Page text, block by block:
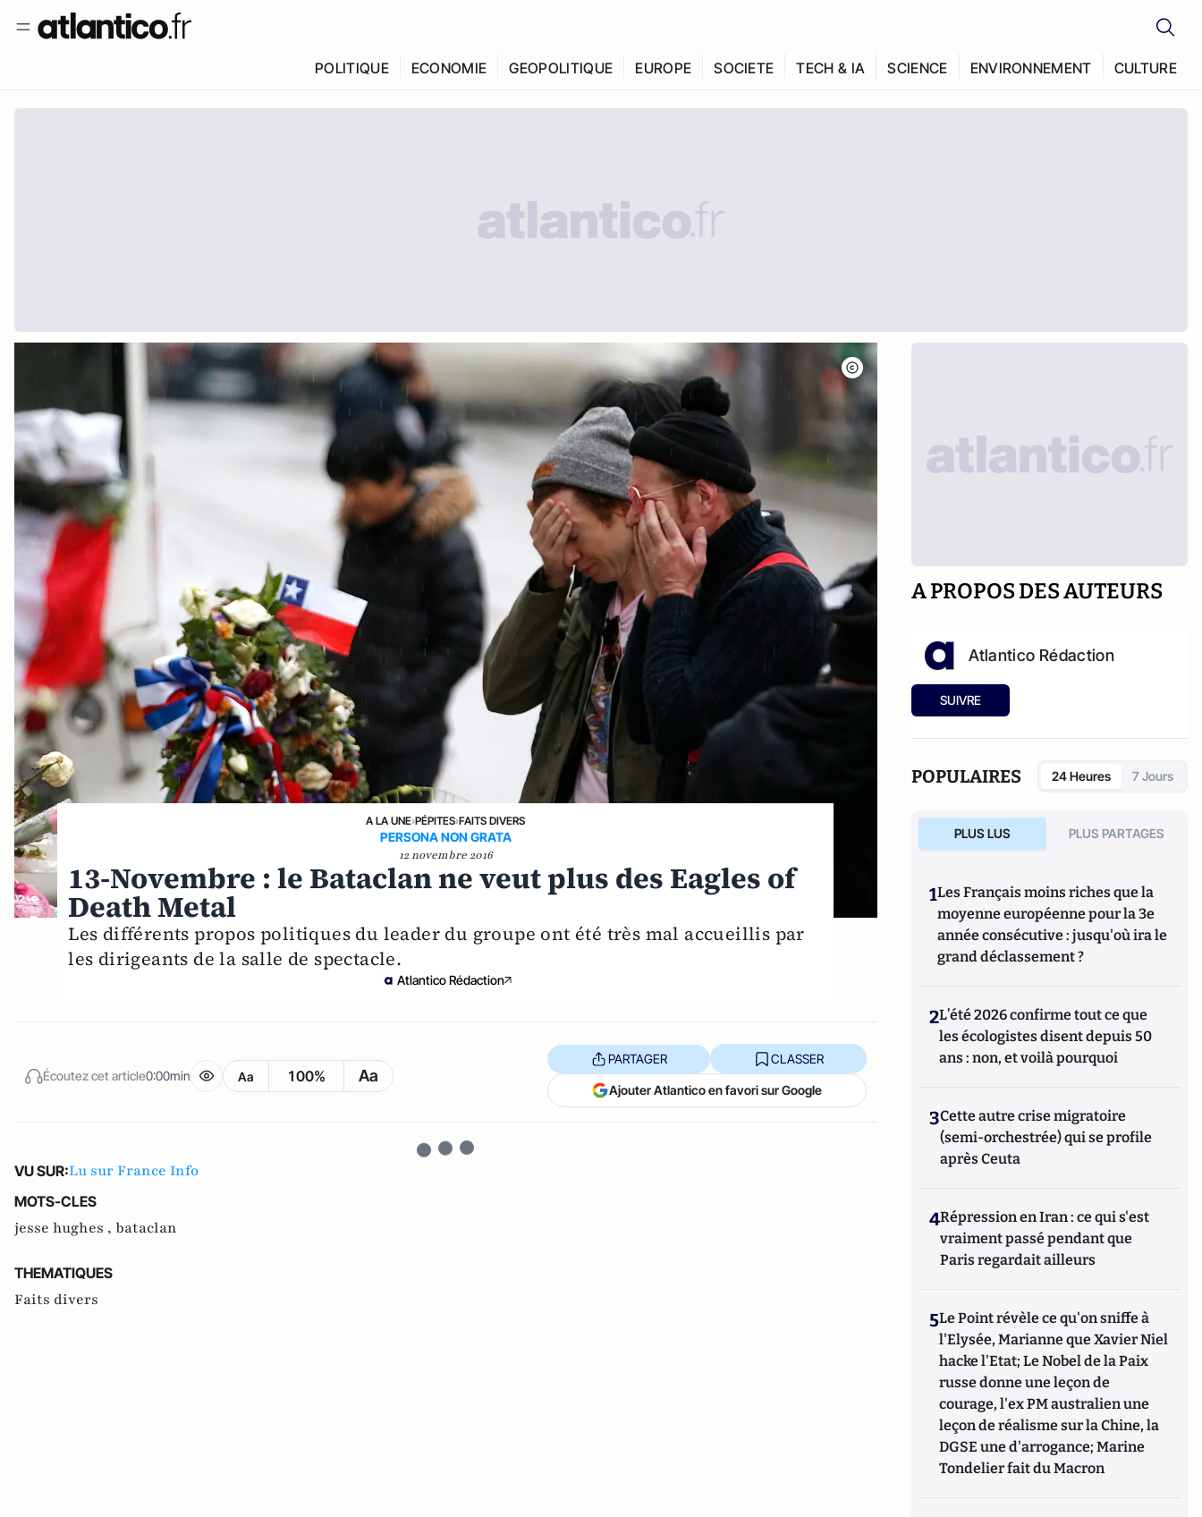
POLITIQUE ECONOMIE GEOPOLITIQUE EUROPE SOCIETE TECH & IA SCIENCE ENVIRONNEMENT CULTURE
A LA UNE›PÉPITES›FAITS DIVERS
PERSONA NON GRATA
12 novembre 2016
13-Novembre : le Bataclan ne veut plus des Eagles of
Death Metal
Les différents propos politiques du leader du groupe ont été très mal accueillis par
les dirigeants de la salle de spectacle.
Atlantico Rédaction
Écoutez cet article0:00min Aa 100% Aa
PARTAGER CLASSER
Ajouter Atlantico en favori sur Google
VU SUR:Lu sur France Info
MOTS-CLES
jesse hughes , bataclan
THEMATIQUES
Faits divers
A PROPOS DES AUTEURS
Atlantico Rédaction
SUIVRE
POPULAIRES 24 Heures 7 Jours
PLUS LUS PLUS PARTAGES
1Les Français moins riches que la
moyenne européenne pour la 3e
année consécutive : jusqu'où ira le
grand déclassement ?
2L’été 2026 confirme tout ce que
les écologistes disent depuis 50
ans : non, et voilà pourquoi
3Cette autre crise migratoire
(semi-orchestrée) qui se profile
après Ceuta
4Répression en Iran : ce qui s'est
vraiment passé pendant que
Paris regardait ailleurs
5Le Point révèle ce qu'on sniffe à
l'Elysée, Marianne que Xavier Niel
hacke l'Etat; Le Nobel de la Paix
russe donne une leçon de
courage, l'ex PM australien une
leçon de réalisme sur la Chine, la
DGSE une d'arrogance; Marine
Tondelier fait du Macron